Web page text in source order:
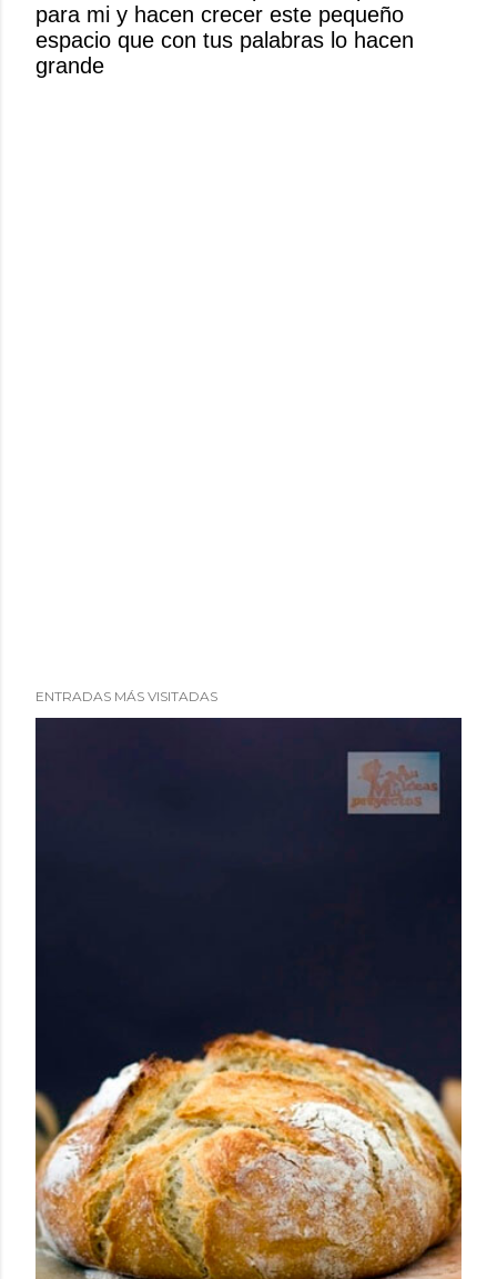
n
c
o
para mi y hacen crecer este pequeño
espacio que con tus palabras lo hacen
grande
ENTRADAS MÁS VISITADAS